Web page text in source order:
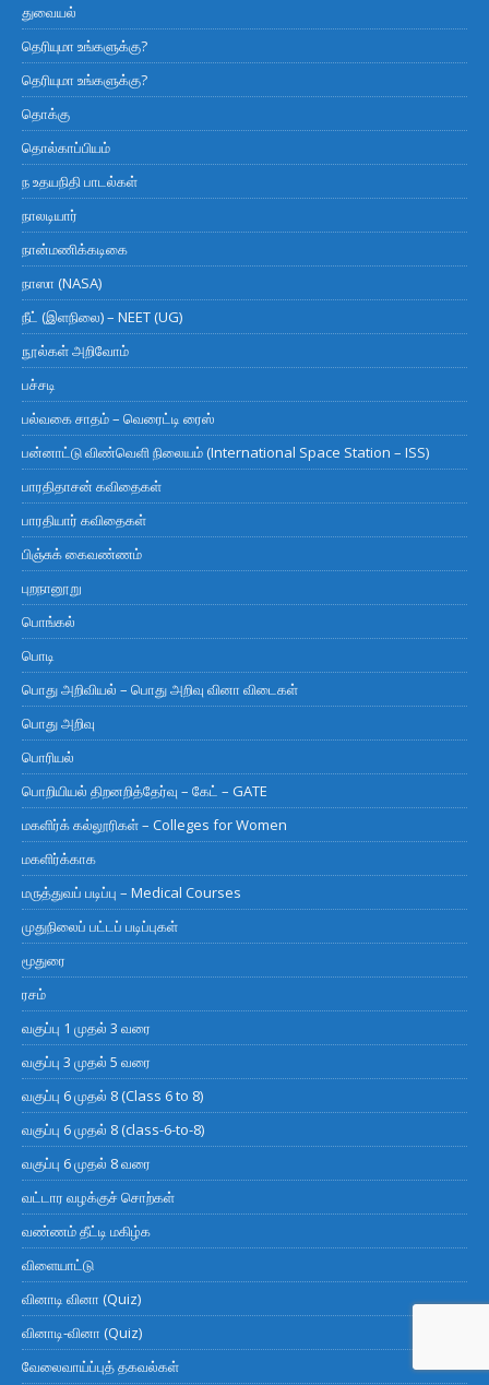
துவையல்
தெரியுமா உங்களுக்கு?
தெரியுமா உங்களுக்கு?
தொக்கு
தொல்காப்பியம்
ந உதயநிதி பாடல்கள்
நாலடியார்
நான்மணிக்கடிகை
நாஸா (NASA)
நீட் (இளநிலை) – NEET (UG)
நூல்கள் அறிவோம்
பச்சடி
பல்வகை சாதம் – வெரைட்டி ரைஸ்
பன்னாட்டு விண்வெளி நிலையம் (International Space Station – ISS)
பாரதிதாசன் கவிதைகள்
பாரதியார் கவிதைகள்
பிஞ்சுக் கைவண்ணம்
புறநானூறு
பொங்கல்
பொடி
பொது அறிவியல் – பொது அறிவு வினா விடைகள்
பொது அறிவு
பொரியல்
பொறியியல் திறனறித்தேர்வு – கேட் – GATE
மகளிர்க் கல்லூரிகள் – Colleges for Women
மகளிர்க்காக
மருத்துவப் படிப்பு – Medical Courses
முதுநிலைப் பட்டப் படிப்புகள்
மூதுரை
ரசம்
வகுப்பு 1 முதல் 3 வரை
வகுப்பு 3 முதல் 5 வரை
வகுப்பு 6 முதல் 8 (Class 6 to 8)
வகுப்பு 6 முதல் 8 (class-6-to-8)
வகுப்பு 6 முதல் 8 வரை
வட்டார வழக்குச் சொற்கள்
வண்ணம் தீட்டி மகிழ்க
விளையாட்டு
வினாடி வினா (Quiz)
வினாடி-வினா (Quiz)
வேலைவாய்ப்புத் தகவல்கள்